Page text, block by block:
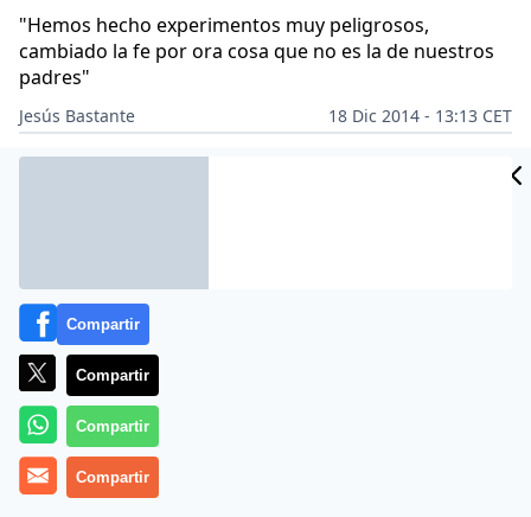
"Hemos hecho experimentos muy peligrosos,
cambiado la fe por ora cosa que no es la de nuestros
padres"
Jesús Bastante
18 Dic 2014 - 13:13 CET
Archivado en: BENEDICTO XVI
Compartir
Compartir
Compartir
Compartir